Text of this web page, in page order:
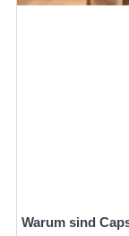
Warum sind